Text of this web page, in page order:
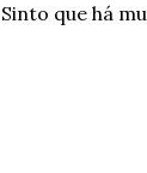
Sinto que há